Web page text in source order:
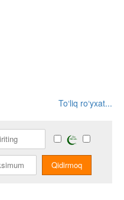
To‘liq ro‘yxat...